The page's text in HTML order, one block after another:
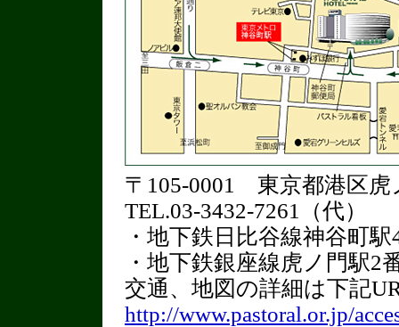
〒105-0001 東京都港区虎
TEL.03-3432-7261（代）
・地下鉄日比谷線神谷町
・地下鉄銀座線虎ノ門駅2
交通、地図の詳細は下記
http://www.pastoral.or.jp/